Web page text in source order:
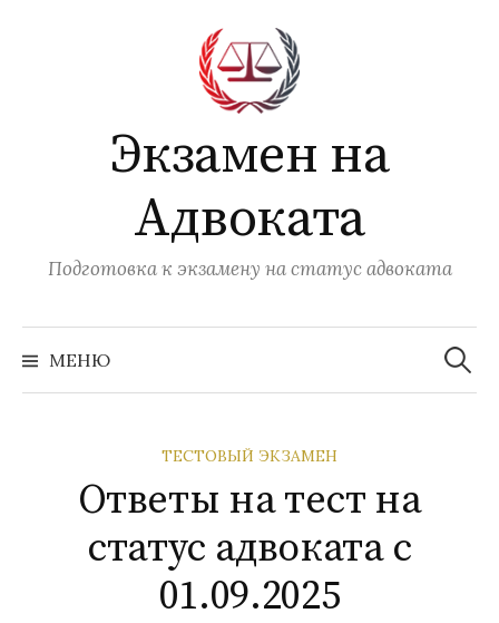
Экзамен на
Адвоката
Подготовка к экзамену на статус адвоката
МЕНЮ
Найти:
ТЕСТОВЫЙ ЭКЗАМЕН
Ответы на тест на
статус адвоката с
01.09.2025